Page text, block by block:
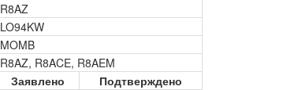
R8AZ
LO94KW
MOMB
R8AZ, R8ACE, R8AEM
Заявлено
Подтверждено